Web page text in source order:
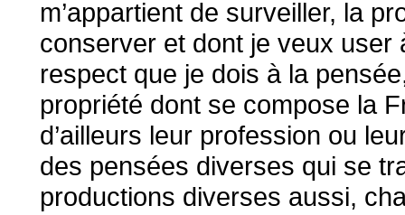
m’appartient de surveiller, la
conserver et dont je veux user
respect que je dois à la
propriété dont se compose la
d’ailleurs leur profession ou
des pensées diverses qui se
productions diverses aussi,